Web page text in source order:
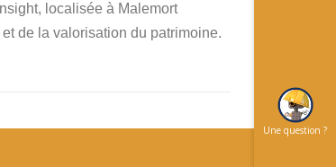
localisée à Malemort
de la valorisation du patrimoine.
Une question ?